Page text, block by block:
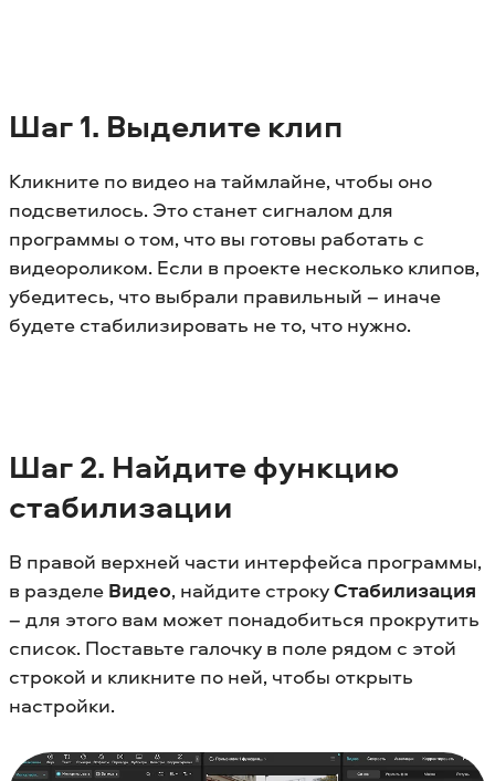
Шаг 1. Выделите клип
Кликните по видео на таймлайне, чтобы оно
подсветилось. Это станет сигналом для
программы о том, что вы готовы работать с
видеороликом. Если в проекте несколько клипов,
убедитесь, что выбрали правильный – иначе
будете стабилизировать не то, что нужно.
Шаг 2. Найдите функцию
стабилизации
В правой верхней части интерфейса программы,
в разделе Видео, найдите строкуСтабилизация
– для этого вам может понадобиться прокрутить
список. Поставьте галочку в поле рядом с этой
строкой и кликните по ней, чтобы открыть
настройки.